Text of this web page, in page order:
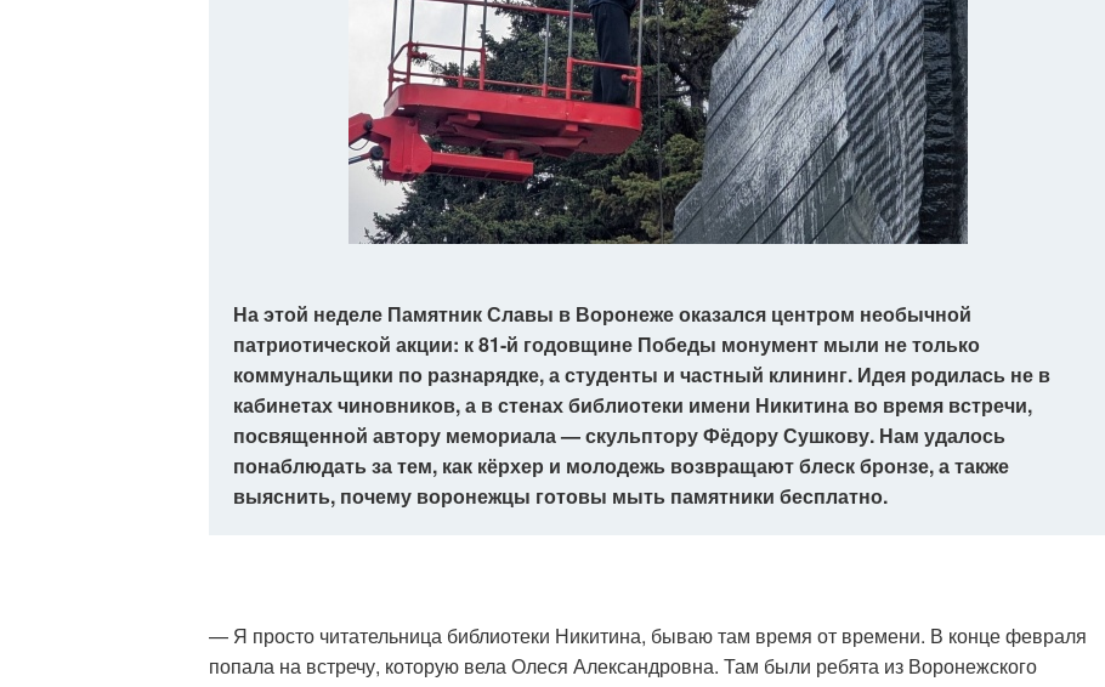
На этой неделе Памятник Славы в Воронеже оказался центром необычной
патриотической акции: к 81-й годовщине Победы монумент мыли не только
коммунальщики по разнарядке, а студенты и частный клининг. Идея родилась не в
кабинетах чиновников, а в стенах библиотеки имени Никитина во время встречи,
посвященной автору мемориала — скульптору Фёдору Сушкову. Нам удалось
понаблюдать за тем, как кёрхер и молодежь возвращают блеск бронзе, а также
выяснить, почему воронежцы готовы мыть памятники бесплатно.
— Я просто читательница библиотеки Никитина, бываю там время от времени. В конце февраля
попала на встречу, которую вела Олеся Александровна. Там были ребята из Воронежского